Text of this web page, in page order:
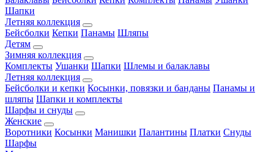
Шапки
Летняя коллекция
Бейсболки Кепки Панамы Шляпы
Детям
Зимняя коллекция
Комплекты Ушанки Шапки Шлемы и балаклавы
Летняя коллекция
Бейсболки и кепки Косынки, повязки и банданы Панамы и
шляпы Шапки и комплекты
Шарфы и снуды
Женские
Воротники Косынки Манишки Палантины Платки Снуды
Шарфы